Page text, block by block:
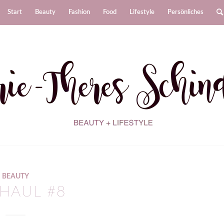
Start Beauty Fashion Food Lifestyle Persönliches
BEAUTY
#8